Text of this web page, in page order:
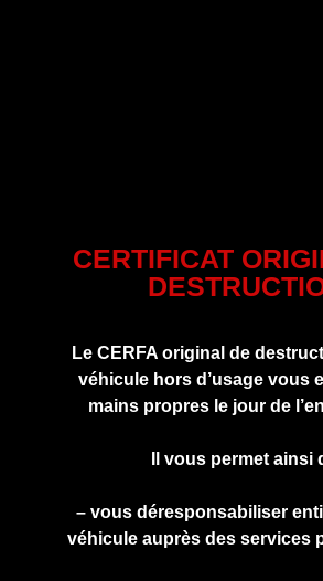
CERTIFICAT
Le CERFA original de
véhicule hors d’usage vous
mains propres le jour de
Il vous permet ainsi
– vous déresponsabiliser
véhicule auprès des services